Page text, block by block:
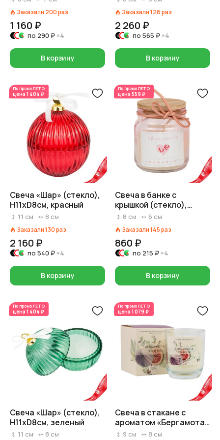
Заказали 200раз
1 160 ₽
по 290 ₽ ×4
В корзину
Заказали126раз
2 260 ₽
по 565 ₽ ×4
В корзину
По промоЛЕТО
цена 1 404 ₽
Свеча «Шар» (стекло),
H11xD8см, красный
11 см 8 см
Заказали130раз
2 160 ₽
по 540 ₽ ×4
В корзину
По промоЛЕТО
цена 559 ₽
Свеча в банке с
крышкой (стекло),
H7,5xD6см, розовый
8 см 6 см
Заказали145раз
860 ₽
по 215 ₽ ×4
В корзину
По промоЛЕТО
цена 1 404 ₽
Свеча «Шар» (стекло),
H11xD8см, зеленый
11 см 8 см
По промоЛЕТО
цена 1 079 ₽
Свеча в стакане с
ароматом «Бергамота
и инжира» (30 часов,
9 см 8 см